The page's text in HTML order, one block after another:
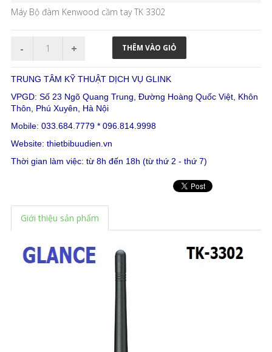
Máy Bộ đàm Kenwood cầm tay TK 3302
TRUNG TÂM KỸ THUẬT DỊCH VỤ GLINK
VPGD: Số 23 Ngõ Quang Trung, Đường Hoàng Quốc Việt, Khôn
Thôn, Phú Xuyên, Hà Nội
Mobile: 033.684.7779 * 096.814.9998
Website: thietbibuudien.vn
Thời gian làm việc: từ 8h đến 18h (từ thứ 2 - thứ 7)
Giới thiệu sản phẩm